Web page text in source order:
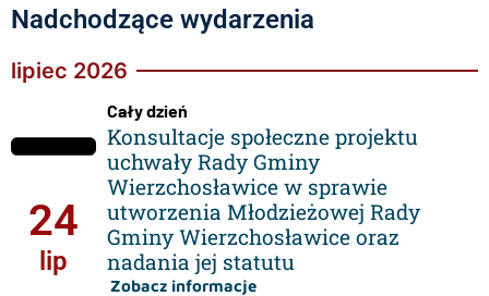
Nadchodzące wydarzenia
lipiec 2026
24
lip
Cały dzień
Konsultacje społeczne projektu
uchwały Rady Gminy
Wierzchosławice w sprawie
utworzenia Młodzieżowej Rady
Gminy Wierzchosławice oraz
nadania jej statutu
Zobacz informacje